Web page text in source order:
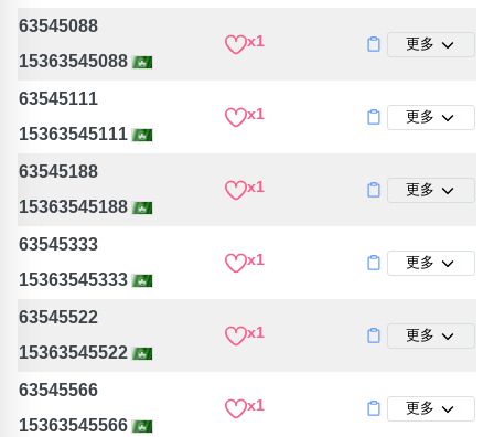
63545088
15363545088
x1 更多
63545111
15363545111
x1 更多
63545188
15363545188
x1 更多
63545333
15363545333
x1 更多
63545522
15363545522
x1 更多
63545566
15363545566
x1 更多